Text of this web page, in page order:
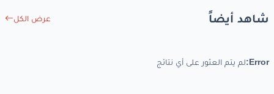
شاهد أيضاً عرض الكل
Error: لم يتم العثور على أي نتائج